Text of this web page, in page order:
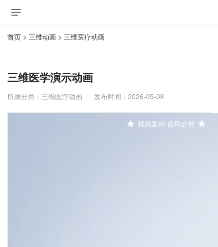
首页 > 三维动画 > 三维医疗动画
三维医学演示动画
所属分类： 三维医疗动画 发布时间：2026-05-08
视频案例-盗用必究